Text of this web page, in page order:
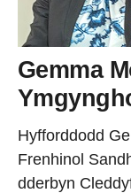
Gemma
Hyfforddodd
Frenhinol
dderbyn